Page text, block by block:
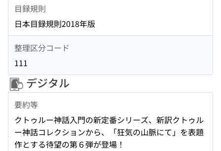
目録規則
日本目録規則2018年版
整理区分コード
111
デジタル
要約等
クトゥルー神話入門の新定番シリーズ、新訳クトゥル
ー神話コレクションから、「狂気の山脈にて」を表題
作とする待望の第６弾が登場！